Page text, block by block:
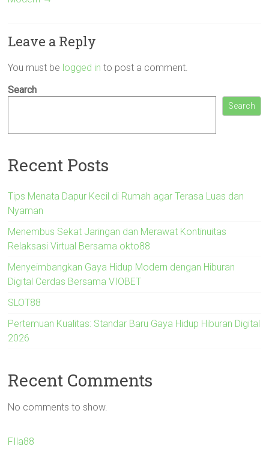
Leave a Reply
You must be logged in to post a comment.
Search
Search
Recent Posts
Tips Menata Dapur Kecil di Rumah agar Terasa Luas dan
Nyaman
Menembus Sekat Jaringan dan Merawat Kontinuitas
Relaksasi Virtual Bersama okto88
Menyeimbangkan Gaya Hidup Modern dengan Hiburan
Digital Cerdas Bersama VIOBET
SLOT88
Pertemuan Kualitas: Standar Baru Gaya Hidup Hiburan Digital
2026
Recent Comments
No comments to show.
FIla88